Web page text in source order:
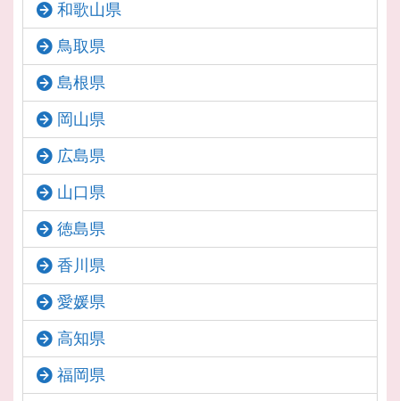
和歌山県
鳥取県
島根県
岡山県
広島県
山口県
徳島県
香川県
愛媛県
高知県
福岡県